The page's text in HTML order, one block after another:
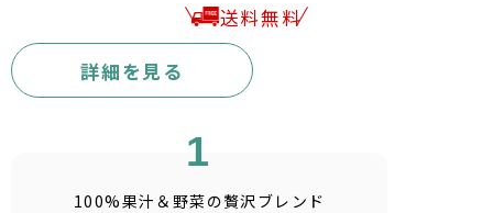
送料無料
詳細を見る
1
100%果汁＆ 野菜の贅沢ブレンド